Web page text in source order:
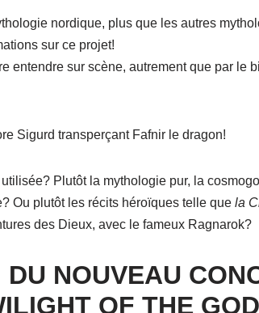
nordique, plus que les autres
sur ce projet!
entendre sur scène, autrement que par le
Sigurd transperçant Fafnir le dragon!
Plutôt la mythologie pur, la
Ou plutôt les récits héroïques telle que la
des Dieux, avec le fameux Ragnarok?
NOUVEAU
OF THE